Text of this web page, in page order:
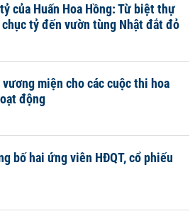
của Huấn Hoa Hồng: Từ biệt thự
tỷ đến vườn tùng Nhật đắt đỏ
miện cho các cuộc thi hoa
động
bố hai ứng viên HĐQT, cổ phiếu